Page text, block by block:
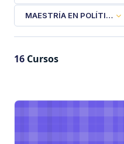
Buscar cursos
MAESTRÍA EN POLÍTICAS
16 Cursos